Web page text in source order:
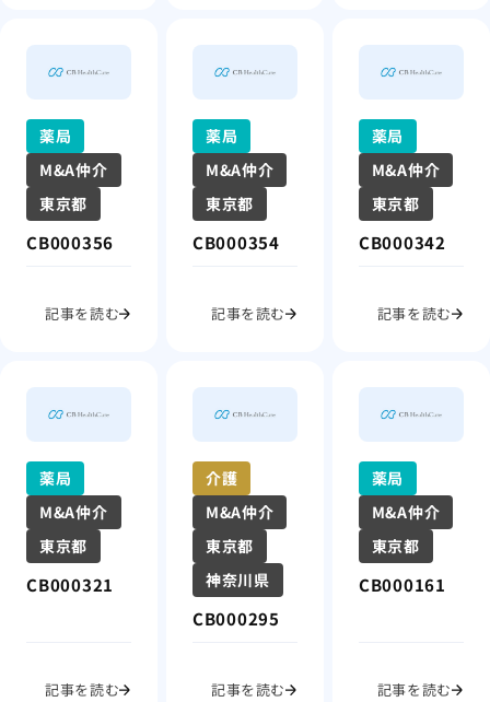
薬局
M&A仲介
東京都
CB000356
記事を読む
薬局
M&A仲介
東京都
CB000354
記事を読む
薬局
M&A仲介
東京都
CB000342
記事を読む
薬局
M&A仲介
東京都
CB000321
記事を読む
介護
M&A仲介
東京都
神奈川県
CB000295
記事を読む
薬局
M&A仲介
東京都
CB000161
記事を読む